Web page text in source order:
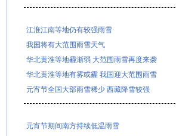
江淮江南等地仍有较强雨雪
我国将有大范围雨雪天气
华北黄淮等地霾渐弱 大范围雨雪再度来袭
华北黄淮等地有雾或霾 我国迎大范围雨雪
元宵节全国大部雨雪稀少 西藏降雪较强
元宵节期间南方持续低温雨雪